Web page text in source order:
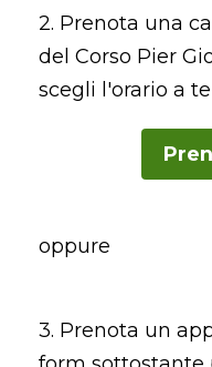
2. Prenota una
del Corso Pier
scegli l'orario a
oppure
3. Prenota un